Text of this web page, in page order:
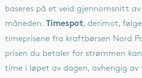
baseres på et veid gjennomsnitt
måneden.
Timespot, derimot,
timeprisene fra kraftbørsen Nord
prisen du betaler for strømmen
time i løpet av dagen, avhengig av